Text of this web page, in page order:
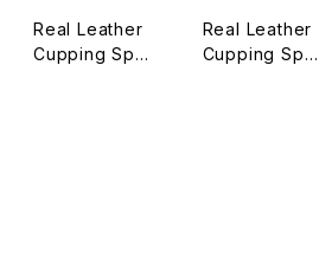
Real Leather
Cupping Spoo
Real Leather
Cupping Spoo